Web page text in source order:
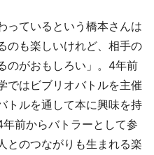
ているという橋本さんは
のも楽しいけれど、相手の
のがおもしろい」。4年前
ではビブリオバトルを主催
トルを通して本に興味を持
前からバトラーとして参
とのつながりも生まれる楽